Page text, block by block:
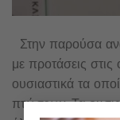
Στην παρούσα
με προτάσεις
ουσιαστικά τα
πτώσεων. Τα